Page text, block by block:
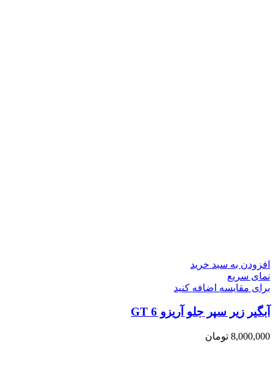
افزودن به سبد خرید
نمای سریع
برای مقایسه اضافه کنید
آبگیر زیر سپر جلو آریزو 6 GT
8,000,000 تومان